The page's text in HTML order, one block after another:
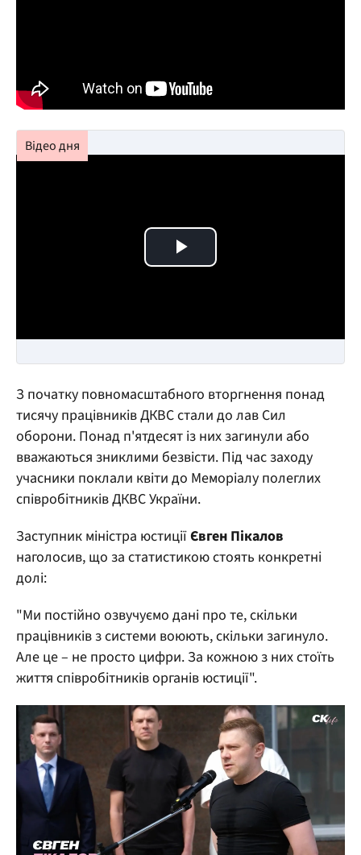
Play Video
З початку повномасштабного вторгнення понад
тисячу працівників ДКВС стали до лав Сил
оборони. Понад п'ятдесят із них загинули або
вважаються зниклими безвісти. Під час заходу
учасники поклали квіти до Меморіалу полеглих
співробітників ДКВС України.
Заступник міністра юстиціїЄвген Пікалов
наголосив, що за статистикою стоять конкретні
долі:
"Ми постійно озвучуємо дані про те, скільки
працівників з системи воюють, скільки загинуло.
Але це – не просто цифри. За кожною з них стоїть
життя співробітників органів юстиції".